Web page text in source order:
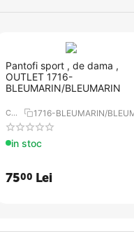
​Pantofi sport , de dama ,
OUTLET 1716-
BLEUMARIN/BLEUMARIN
COD: 1716-BLEUMARIN/
in stoc
7500 Lei